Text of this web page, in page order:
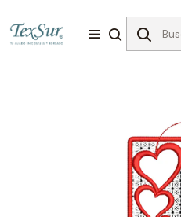
Bordado
Matriz fsl marcador